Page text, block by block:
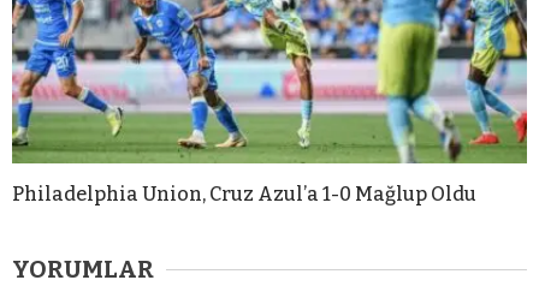
Philadelphia Union, Cruz Azul’a 1-0 Mağlup Oldu
YORUMLAR